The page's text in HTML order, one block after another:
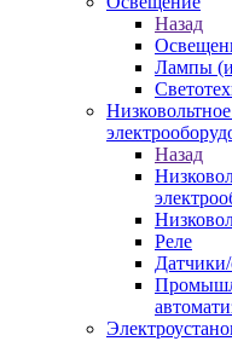
Назад
Лампы
Назад
Реле